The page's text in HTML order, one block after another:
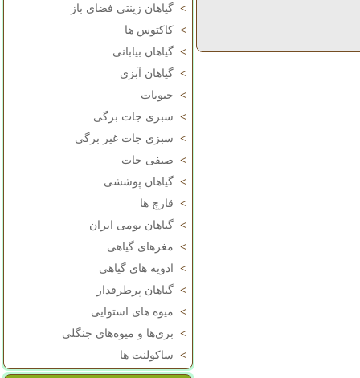
> گیاهان زینتی فضای باز
> کاکتوس ها
> گیاهان بیابانی
> گیاهان آبزی
> حبوبات
> سبزی جات برگی
> سبزی جات غیر برگی
> صیفی جات
> گیاهان پوششی
> قارچ ها
> گیاهان بومی ایران
> مغزهای گیاهی
>
ادویه های گیاهی
> گیاهان پرطرفدار
> میوه های استوایی
> بری‌ها و میوه‌های جنگلی
> ساکولنت ها